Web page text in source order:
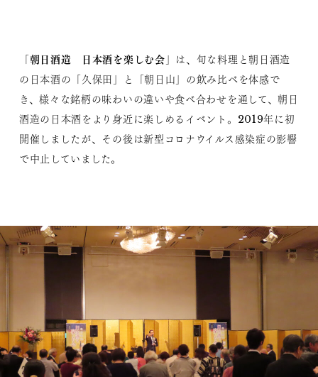
「朝日酒造 日本酒を楽しむ会 」は、旬な料理と朝日酒造
の日本酒の「久保田」と「朝日山」の飲み比べを体感で
き、様々な銘柄の味わいの違いや食べ合わせを通して、朝日
酒造の日本酒をより身近に楽しめるイベント。2019年に初
開催しましたが、その後は新型コロナウイルス感染症の影響
で中止していました。